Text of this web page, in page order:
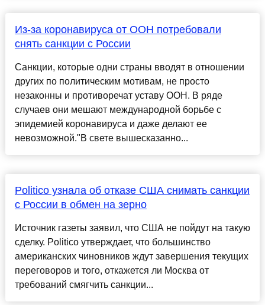
Из-за коронавируса от ООН потребовали
снять санкции с России
Санкции, которые одни страны вводят в отношении
других по политическим мотивам, не просто
незаконны и противоречат уставу ООН. В ряде
случаев они мешают международной борьбе с
эпидемией коронавируса и даже делают ее
невозможной."В свете вышесказанно...
Politico узнала об отказе США снимать санкции
с России в обмен на зерно
Источник газеты заявил, что США не пойдут на такую
сделку. Politico утверждает, что большинство
американских чиновников ждут завершения текущих
переговоров и того, откажется ли Москва от
требований смягчить санкции...